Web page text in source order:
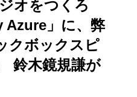
オをつくろ
Azure」に、弊
クボックスピ
鈴木鏡規謙が